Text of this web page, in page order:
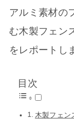
アルミ素材の
む木製フェン
をレポートし
目次
木製フェン